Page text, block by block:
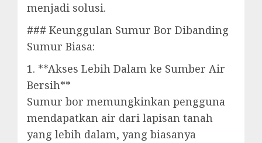
menjadi solusi.
### Keunggulan Sumur Bor Dibanding
Sumur Biasa:
1. **Akses Lebih Dalam ke Sumber Air
Bersih**
Sumur bor memungkinkan pengguna
mendapatkan air dari lapisan tanah
yang lebih dalam, yang biasanya